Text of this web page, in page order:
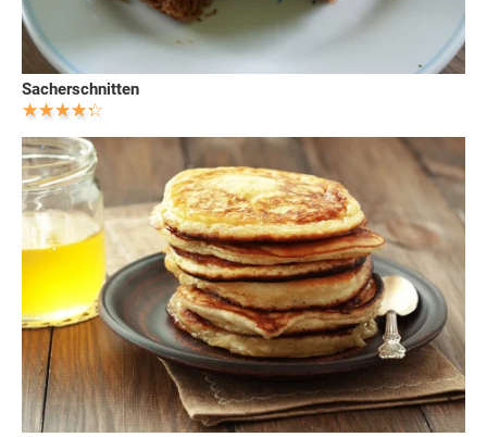
Sacherschnitten